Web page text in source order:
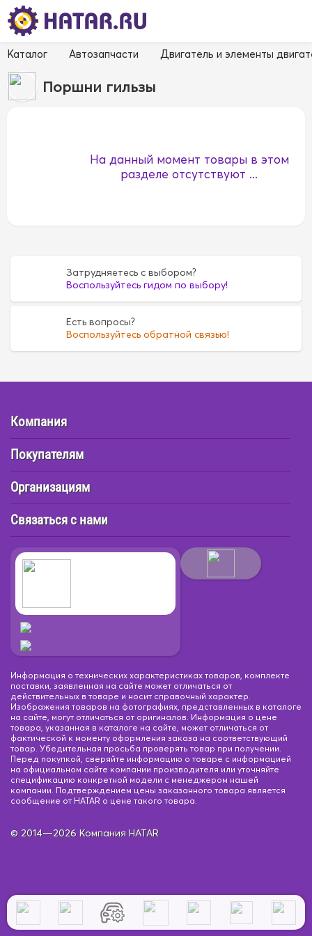
Каталог Автозапчасти Двигатель и элементы
Поршни гильзы
На данный момент товары в этом
разделе отсутствуют ...
Затрудняетесь с выбором?
Воспользуйтесь гидом по выбору!
Есть вопросы?
Воспользуйтесь обратной связью!
Компания
Покупателям
Организациям
Связаться с нами
Информация о технических характеристиках товаров, комплекте
поставки, заявленная на сайте может отличаться от
действительных в товаре и носит справочный характер.
Изображения товаров на фотографиях, представленных в каталоге
на сайте, могут отличаться от оригиналов. Информация о цене
товара, указанная в каталоге на сайте, может отличаться от
фактической к моменту оформления заказа на соответствующий
товар. Убедительная просьба проверять товар при получении.
Перед покупкой, сверяйте информацию о товаре с информацией
на официальном сайте компании производителя или уточняйте
спецификацию конкретной модели с менеджером нашей
компании. Подтверждением цены заказанного товара является
сообщение от HATAR о цене такого товара.
© 2014—2026 Компания HATAR